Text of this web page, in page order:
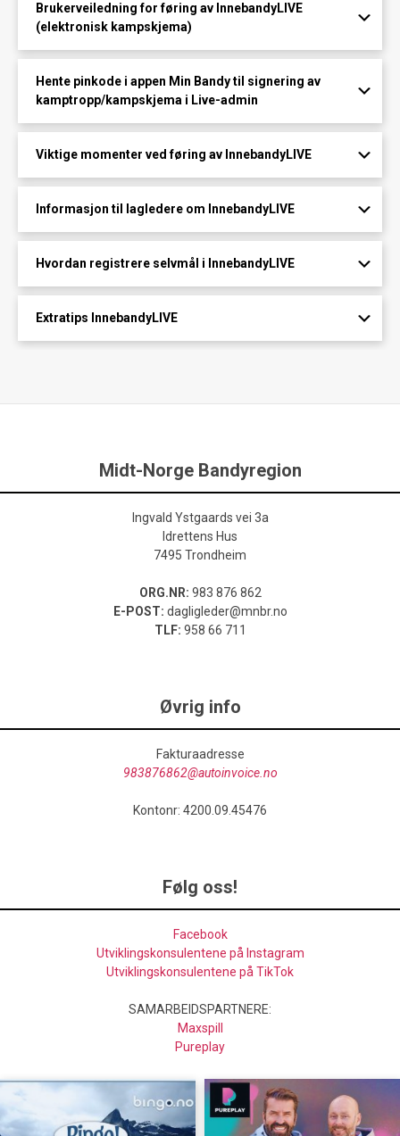
Brukerveiledning for føring av InnebandyLIVE
(elektronisk kampskjema)
Hente pinkode i appen Min Bandy til signering av
kamptropp/kampskjema i Live-admin
Viktige momenter ved føring av InnebandyLIVE
Informasjon til lagledere om InnebandyLIVE
Hvordan registrere selvmål i InnebandyLIVE
Extratips InnebandyLIVE
Midt-Norge Bandyregion
Ingvald Ystgaards vei 3a
Idrettens Hus
7495 Trondheim
ORG.NR: 983 876 862
E-POST: dagligleder@mnbr.no
TLF: 958 66 711
Øvrig info
Fakturaadresse
983876862@autoinvoice.no
Kontonr: 4200.09.45476
Følg oss!
Facebook
Utviklingskonsulentene på Instagram
Utviklingskonsulentene på TikTok
SAMARBEIDSPARTNERE:
Maxspill
Pureplay